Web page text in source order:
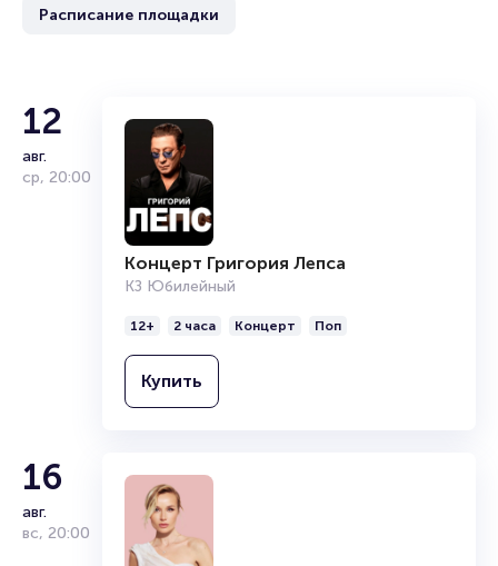
Расписание площадки
12
авг.
ср, 20:00
Концерт Григория Лепса
КЗ Юбилейный
12+ 2 часа Концерт Поп
Купить
16
авг.
вс, 20:00